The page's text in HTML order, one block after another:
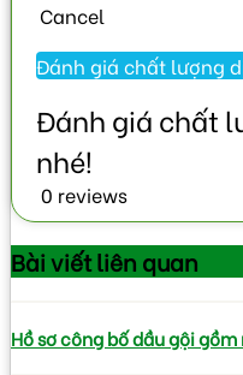
Cancel
0 reviews
Bài viếtliên quan
Hồ sơ công bố dầu gội